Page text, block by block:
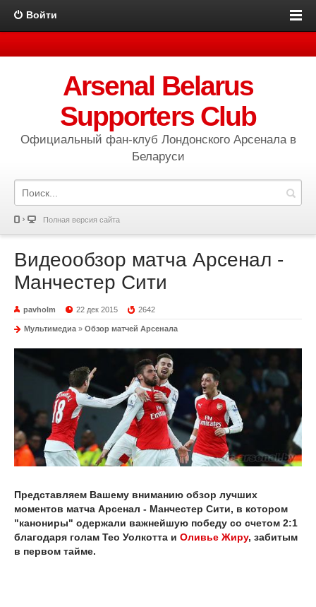
Войти
Arsenal Belarus
Supporters Club
Официальный фан-клуб Лондонского Арсенала в
Беларуси
Полная версия сайта
Видеообзор матча Арсенал -
Манчестер Сити
pavholm 22 дек 2015 2642
Мультимедиа » Обзор матчей Арсенала
Представляем Вашему вниманию обзор лучших
моментов матча Арсенал - Манчестер Сити, в котором
"канониры" одержали важнейшую победу со счетом 2:1
благодаря голам Тео Уолкотта и Оливье Жиру, забитым
в первом тайме.